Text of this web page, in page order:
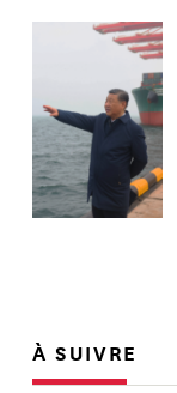
À SUIVRE